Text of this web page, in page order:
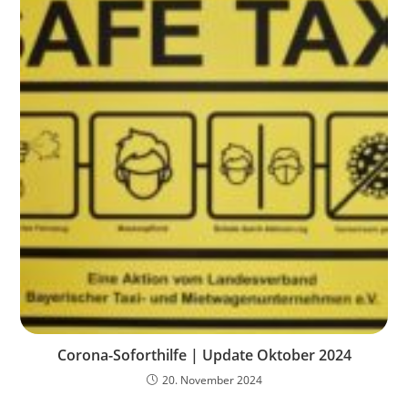
Corona-Soforthilfe | Update Oktober 2024
20. November 2024